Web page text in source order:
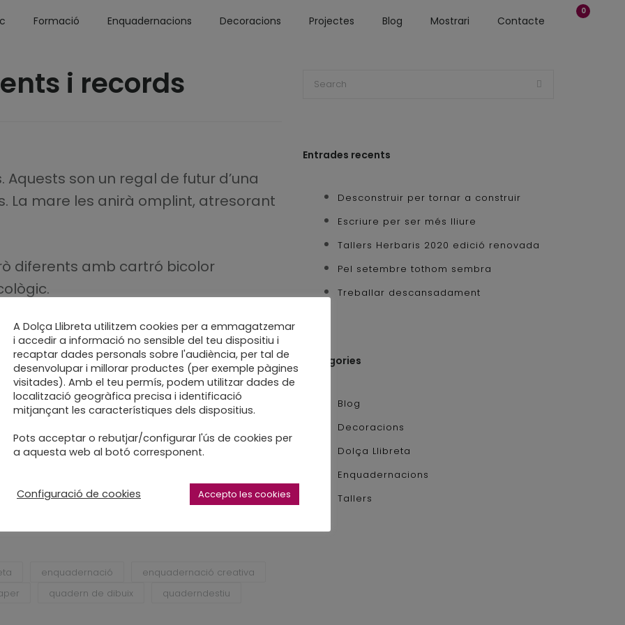
0
Formació Enquadernacions Decoracions Projectes Blog Mostrari Contacte
i records
son un regal de futur d’una
La mare les anirà omplint, atresorant
diferents amb cartró bicolor
per començar
que s’adapti a les teves
tries mides, format, colors, tipus
l’enquaderno.
enquadernació
enquadernació creativa
quadern de dibuix
quaderndestiu
Entrades recents
Desconstruir per tornar a construir
Escriure per ser més lliure
Tallers Herbaris 2020 edició renovada
Pel setembre tothom sembra
Treballar descansadament
Categories
Blog
Decoracions
Dolça Llibreta
Enquadernacions
Tallers
A Dolça Llibreta utilitzem cookies per a emmagatzemar
i accedir a informació no sensible del teu dispositiu i
recaptar dades personals sobre l'audiència, per tal de
desenvolupar i millorar productes (per exemple pàgines
visitades). Amb el teu permís, podem utilitzar dades de
localització geogràfica precisa i identificació
mitjançant les característiques dels dispositius.
Pots acceptar o rebutjar/configurar l'ús de cookies per
a aquesta web al botó corresponent.
Configuració de cookies Accepto les cookies